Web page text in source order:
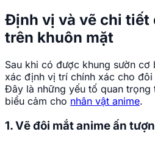
Định vị và vẽ chi tiết
trên khuôn mặt
Sau khi có được khung sườn cơ
xác định vị trí chính xác cho
Đây là những yếu tố quan trọng
biểu cảm cho nhân vật anime.
1. Vẽ đôi mắt anime ấn